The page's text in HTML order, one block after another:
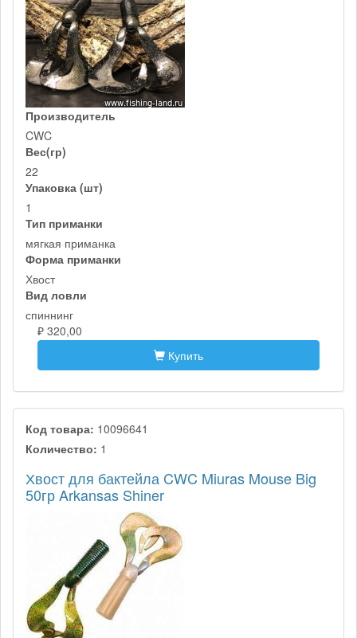
Производитель
CWC
Вес(гр)
22
Упаковка (шт)
1
Тип приманки
мягкая приманка
Форма приманки
Хвост
Вид ловли
спиннинг
₽ 320,00
Купить
Код товара: 10096641
Количество: 1
Хвост для бактейла CWC Miuras Mouse Big
50гр Arkansas Shiner